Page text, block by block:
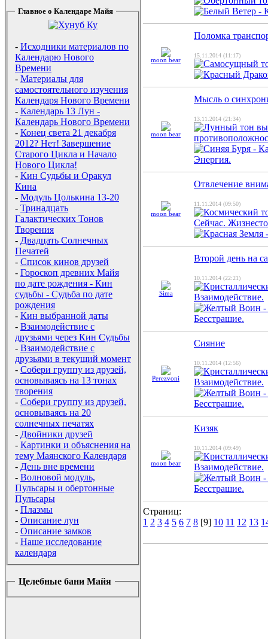
Главное о Календаре Майя
- Исходники материалов по
Календарю Нового
Времени
- Материалы для
самостоятельного изучения
Календаря Нового Времени
- Календарь 13 Лун -
Календарь Нового Времени
- Конец света 21 декабря
2012? Нет! Завершение
Старого Цикла и Начало
Нового Цикла!
- Кин Судьбы и Оракул
Кина
- Модуль Цолькина 13-20
- Тринадцать
Галактических Тонов
Творения
- Двадцать Солнечных
Печатей
- Список кинов друзей
- Гороскоп древних Майя
по дате рождения - Кин
судьбы - Судьба по дате
рождения
- Кин выбранной даты
- Взаимодействие с
друзьями через Кин Судьбы
- Взаимодействие с
друзьями в текущий момент
- Собери группу из друзей,
основываясь на 13 тонах
творения
- Собери группу из друзей,
основываясь на 20
солнечных печатях
- Двойники друзей
- Картинки и объяснения на
тему Маянского Календаря
- День вне времени
- Волновой модуль,
Пульсары и обертонные
Пульсары
- Плазмы
- Описание лун
- Описание замков
- Наше исследование
календаря
Целебные бани Майя
moon bear
Поломка
15.11.2014 (11:17)
moon bear
Мысль о
13.11.2014 (21:34)
moon bear
Отвлечение
11.11.2014 (09:50)
Sima
Второй день на
10.11.2014 (22:21)
Perezvoni
Сияние
10.11.2014 (12:56)
moon bear
Кизяк
10.11.2014 (09:49)
Страниц:
1 2 3 4 5 6 7 8 [9] 10 11 12 13